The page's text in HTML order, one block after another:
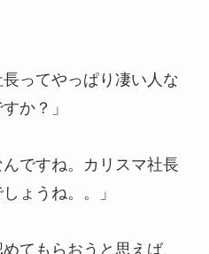
長ってやっぱり凄い人な
か？」
んですね。カリスマ社長
ょうね。。」
てもらおうと思えば、